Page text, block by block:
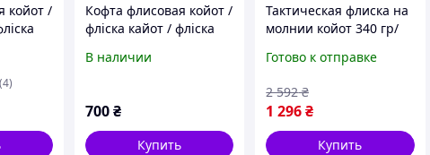
койот /
(4)
Кофта флисовая койот /
фліска кайот / фліска
флисовая кофта койот
В наличии
700₴
Купить
Тактическая флиска на
молнии койот 340 гр/
флиска койот, военная
Ne2kx
Готово к отправке
1 296₴
2 592 ₴
Купить